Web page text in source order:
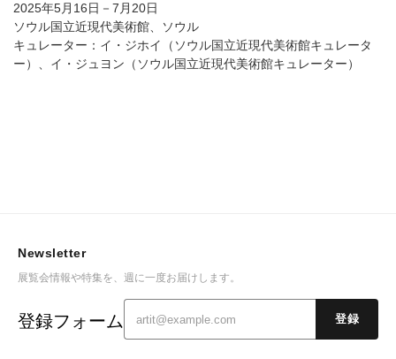
2025年5月16日－7月20日
ソウル国立近現代美術館、ソウル
キュレーター：イ・ジホイ（ソウル国立近現代美術館キュレータ
ー）、イ・ジュヨン（ソウル国立近現代美術館キュレーター）
Newsletter
展覧会情報や特集を、週に一度お届けします。
登録フォーム 登録